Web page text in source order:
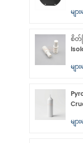
မျာ
စိတ်
မျာ
မျာ